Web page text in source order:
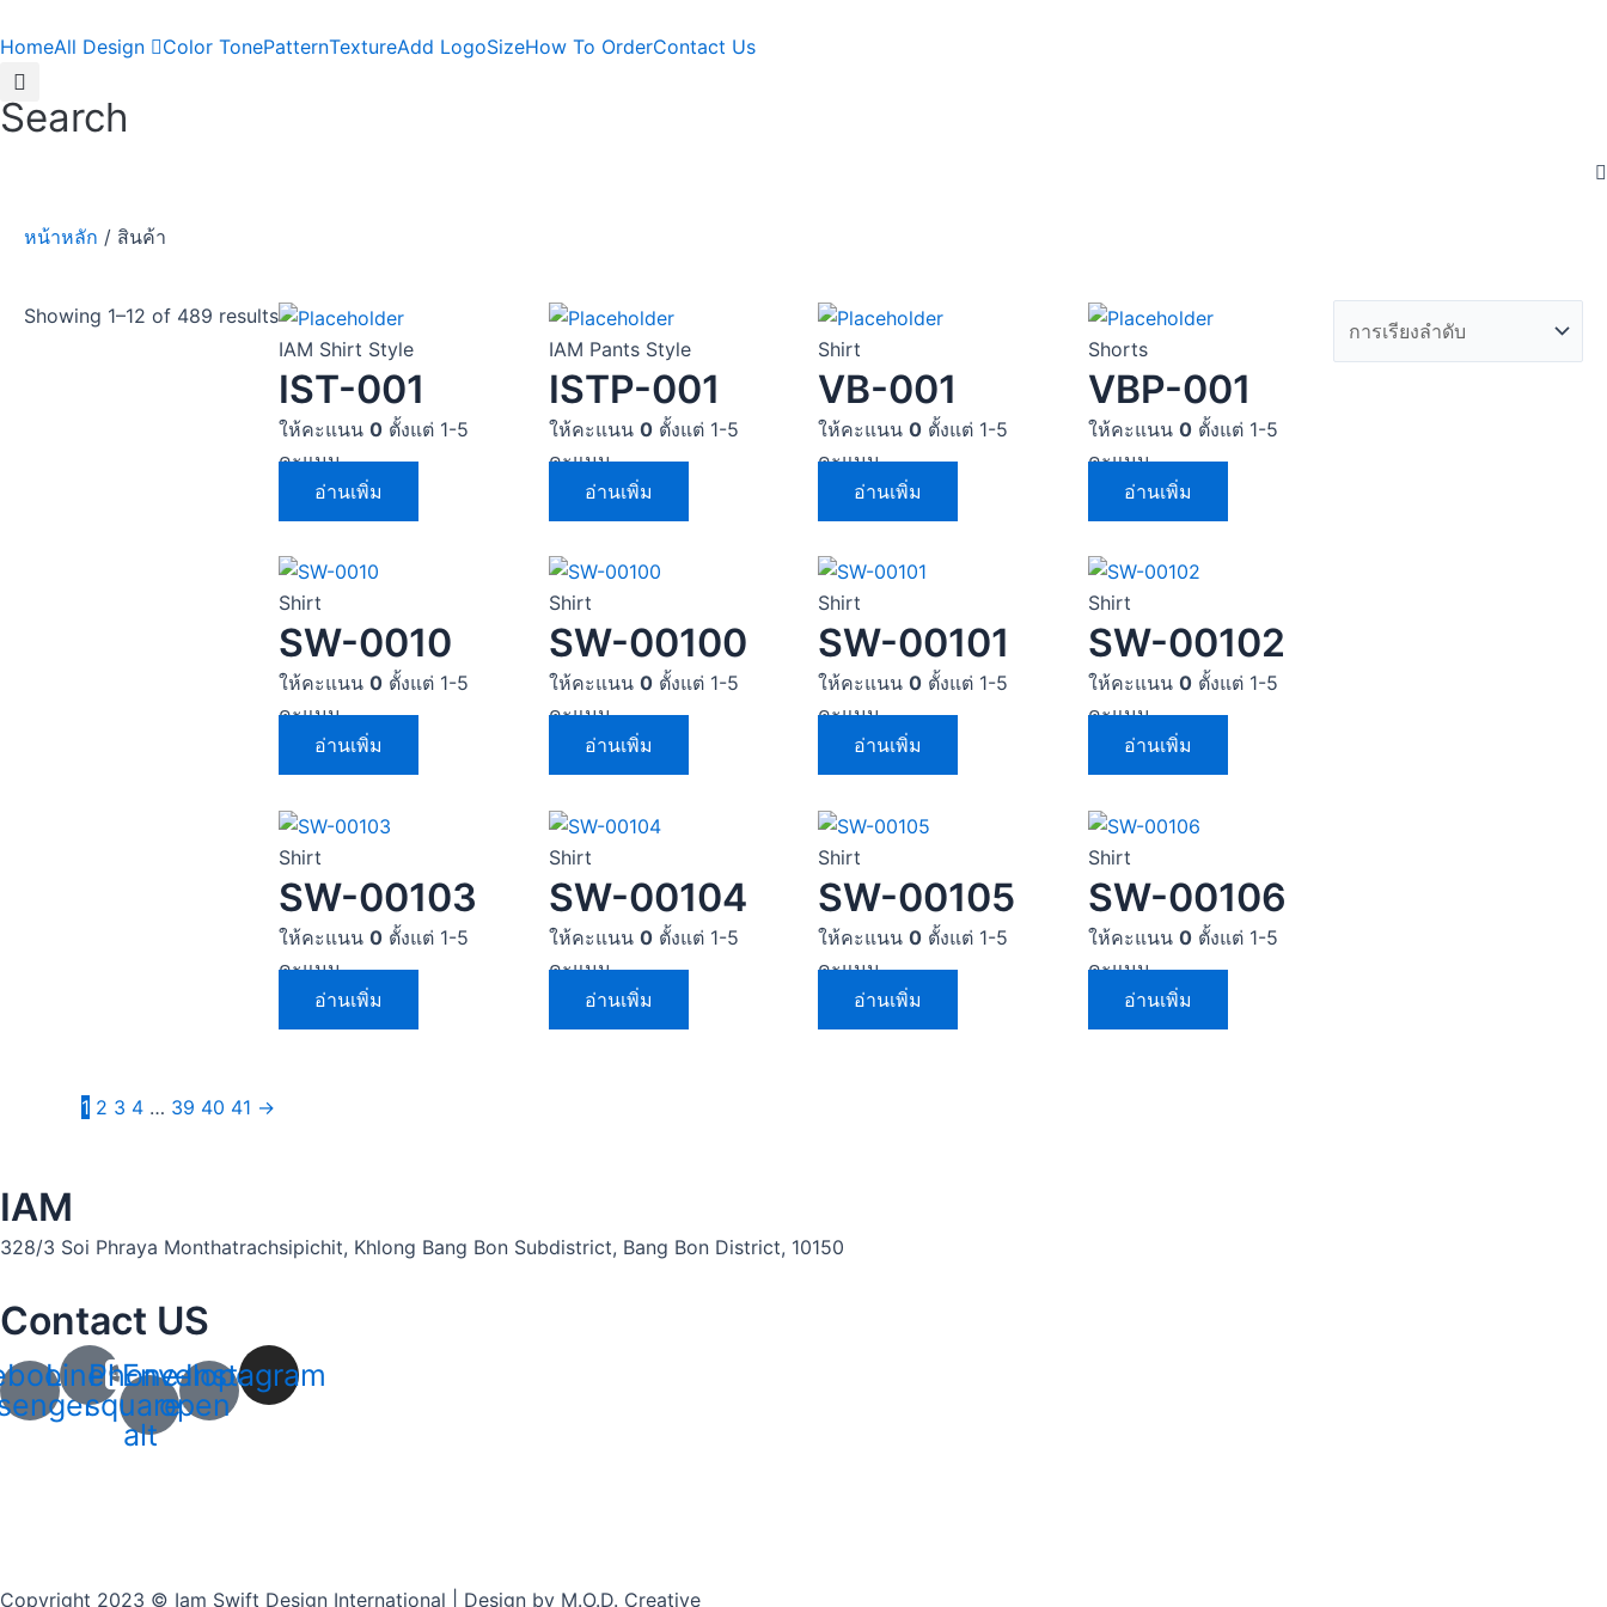
to
content
HomeAll Design Color TonePatternTextureAdd LogoSizeHow To OrderContact Us
Search
หน้าหลัก / สินค้า
Showing 1–12 of 489 results
IAM Shirt Style
IST-001
ให้คะแนน 0 ตั้งแต่ 1-5
คะแนน
อ่านเพิ่ม
IAM Pants Style
ISTP-001
ให้คะแนน 0ตั้งแต่ 1-5
คะแนน
อ่านเพิ่ม
Shirt
VB-001
ให้คะแนน 0 ตั้งแต่ 1-5
คะแนน
อ่านเพิ่ม
Shorts
VBP-001
ให้คะแนน 0ตั้งแต่ 1-5
คะแนน
อ่านเพิ่ม
Shirt
SW-0010
ให้คะแนน 0 ตั้งแต่ 1-5
คะแนน
อ่านเพิ่ม
Shirt
SW-00100
ให้คะแนน 0ตั้งแต่ 1-5
คะแนน
อ่านเพิ่ม
Shirt
SW-00101
ให้คะแนน 0 ตั้งแต่ 1-5
คะแนน
อ่านเพิ่ม
Shirt
SW-00102
ให้คะแนน 0ตั้งแต่ 1-5
คะแนน
อ่านเพิ่ม
Shirt
SW-00103
ให้คะแนน 0 ตั้งแต่ 1-5
คะแนน
อ่านเพิ่ม
Shirt
SW-00104
ให้คะแนน 0ตั้งแต่ 1-5
คะแนน
อ่านเพิ่ม
Shirt
SW-00105
ให้คะแนน 0 ตั้งแต่ 1-5
คะแนน
อ่านเพิ่ม
Shirt
SW-00106
ให้คะแนน 0ตั้งแต่ 1-5
คะแนน
อ่านเพิ่ม
1 2 3 4 … 39 40 41 →
IAM
328/3 Soi Phraya Monthatrachsipichit, Khlong Bang Bon Subdistrict, Bang Bon District, 10150
Contact US
LinePhone-
square-
alt
Envelope-
open
Instagram
Copyright 2023 © Iam Swift Design International | Design by M.O.D. Creative